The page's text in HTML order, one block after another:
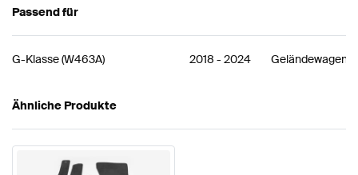
Passend für
G-Klasse(W463A) 2018 - 2024 Geländewagen
Ähnliche Produkte